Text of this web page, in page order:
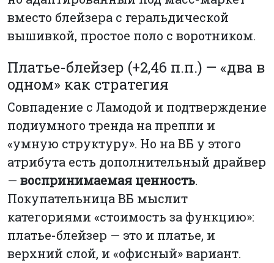
вместо блейзера с геральдической
вышивкой, простое поло с воротником.
Платье-блейзер (+2,46 п.п.) — «два в
одном» как стратегия
Совпадение с Ламодой и подтверждение
подиумного тренда на преппи и
«умную структуру». Но на ВБ у этого
атрибута есть дополнительный драйвер
— воспринимаемая ценность.
Покупательница ВБ мыслит
категориями «стоимость за функцию»:
платье-блейзер — это и платье, и
верхний слой, и «офисный» вариант.